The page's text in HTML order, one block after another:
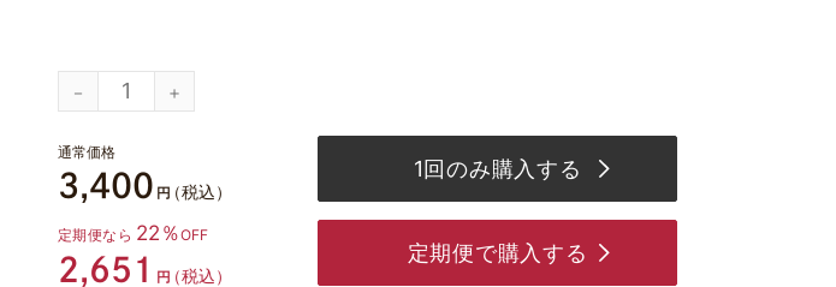
通常価格
3,400 円（税込）
1回のみ購入する
定期便なら 22％OFF
2,651 円（税込）
定期便で購入する